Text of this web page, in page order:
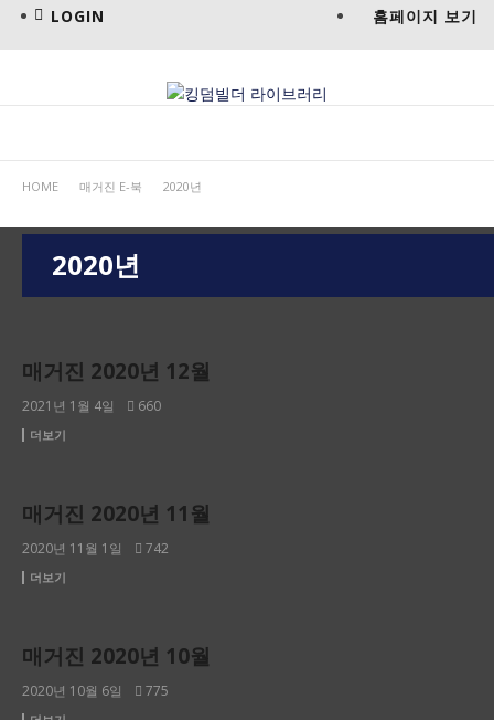
LOGIN 홈페이지 보기
HOME 매거진 E-북 2020년
2020년
매거진 2020년 12월
2021년 1월 4일 660
더보기
매거진 2020년 11월
2020년 11월 1일 742
더보기
매거진 2020년 10월
2020년 10월 6일 775